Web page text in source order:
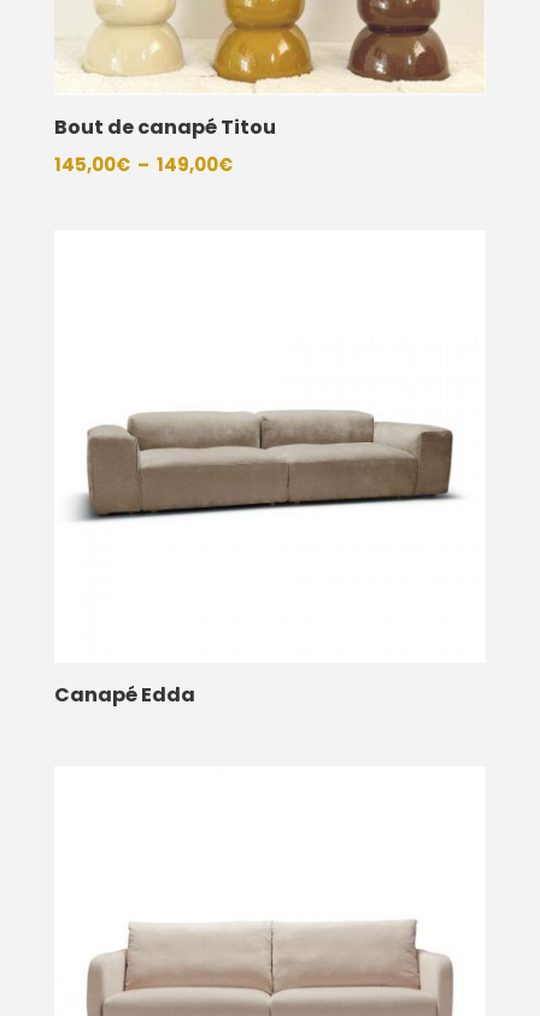
Bout de canapé Titou
145,00€ – 149,00€Plage
Canapé Edda